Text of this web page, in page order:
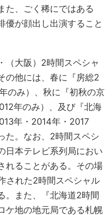
た、ごく稀にではある
優が顔出し出演すること
（大阪）2時間スペシャ
の他には、春に『房総2
のみ）、秋に『初秋の京
年のみ）、及び『北海
年・2014年・2017
た。なお、2時間スペシ
日本テレビ系列局におい
れることがある。その場
された2時間スペシャル
。また、『北海道2時間
ケ地の地元局である札幌